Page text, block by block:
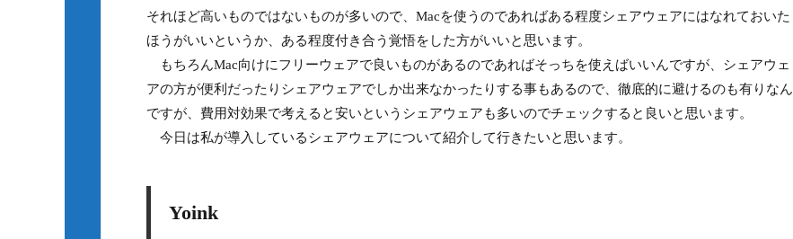
それほど高いものではないものが多いので、Macを使うのであればある程度シェアウェアにはなれておいた
ほうがいいというか、ある程度付き合う覚悟をした方がいいと思います。
もちろんMac向けにフリーウェアで良いものがあるのであればそっちを使えばいいんですが、シェアウェ
アの方が便利だったりシェアウェアでしか出来なかったりする事もあるので、徹底的に避けるのも有りなん
ですが、費用対効果で考えると安いというシェアウェアも多いのでチェックすると良いと思います。
今日は私が導入しているシェアウェアについて紹介して行きたいと思います。
Yoink